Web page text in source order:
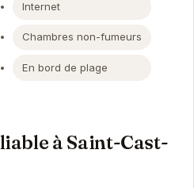
Internet
Chambres non-fumeurs
En bord de plage
à Saint-Cast-